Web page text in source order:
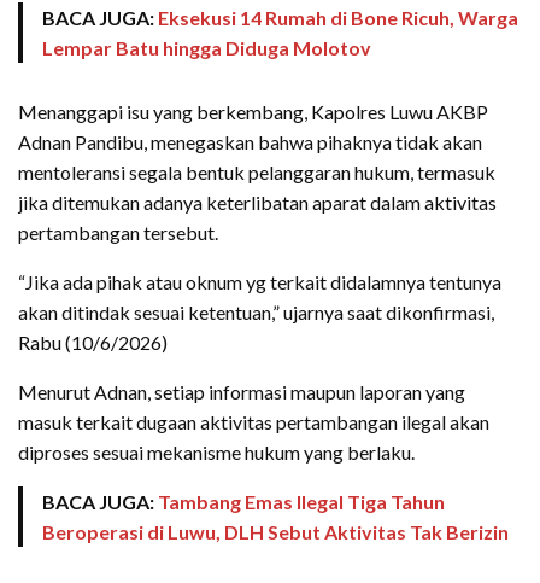
BACA JUGA: Eksekusi 14 Rumah di Bone Ricuh, Warga
Lempar Batu hingga Diduga Molotov
Menanggapi isu yang berkembang, Kapolres Luwu AKBP
Adnan Pandibu, menegaskan bahwa pihaknya tidak akan
mentoleransi segala bentuk pelanggaran hukum, termasuk
jika ditemukan adanya keterlibatan aparat dalam aktivitas
pertambangan tersebut.
“Jika ada pihak atau oknum yg terkait didalamnya tentunya
akan ditindak sesuai ketentuan,” ujarnya saat dikonfirmasi,
Rabu (10/6/2026)
Menurut Adnan, setiap informasi maupun laporan yang
masuk terkait dugaan aktivitas pertambangan ilegal akan
diproses sesuai mekanisme hukum yang berlaku.
BACA JUGA: Tambang Emas Ilegal Tiga Tahun
Beroperasi di Luwu, DLH Sebut Aktivitas Tak Berizin